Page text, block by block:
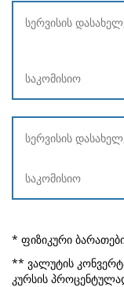
* ფიზიკური
** ვალუტის
კურსის